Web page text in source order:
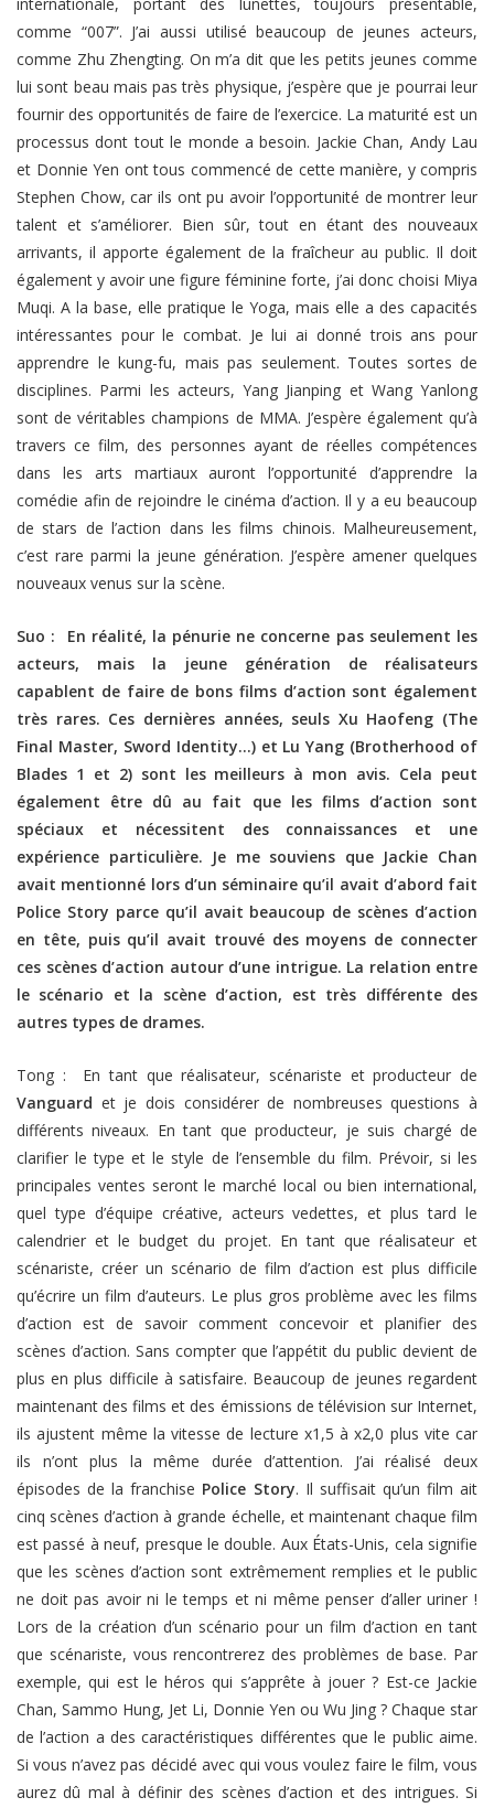
comme “007”. J’ai aussi utilisé beaucoup de jeunes acteurs,
comme Zhu Zhengting. On m’a dit que les petits jeunes comme
lui sont beau mais pas très physique, j’espère que je pourrai leur
fournir des opportunités de faire de l’exercice. La maturité est un
processus dont tout le monde a besoin. Jackie Chan, Andy Lau
et Donnie Yen ont tous commencé de cette manière, y compris
Stephen Chow, car ils ont pu avoir l’opportunité de montrer leur
talent et s’améliorer. Bien sûr, tout en étant des nouveaux
arrivants, il apporte également de la fraîcheur au public. Il doit
également y avoir une figure féminine forte, j’ai donc choisi Miya
Muqi. A la base, elle pratique le Yoga, mais elle a des capacités
intéressantes pour le combat. Je lui ai donné trois ans pour
apprendre le kung-fu, mais pas seulement. Toutes sortes de
disciplines. Parmi les acteurs, Yang Jianping et Wang Yanlong
sont de véritables champions de MMA. J’espère également qu’à
travers ce film, des personnes ayant de réelles compétences
dans les arts martiaux auront l’opportunité d’apprendre la
comédie afin de rejoindre le cinéma d’action. Il y a eu beaucoup
de stars de l’action dans les films chinois. Malheureusement,
c’est rare parmi la jeune génération. J’espère amener quelques
nouveaux venus sur la scène.
Suo : En réalité, la pénurie ne concerne pas seulement les
acteurs, mais la jeune génération de réalisateurs
capablent de faire de bons films d’action sont également
très rares. Ces dernières années, seuls Xu Haofeng (The
Final Master, Sword Identity…) et Lu Yang (Brotherhood of
Blades 1 et 2) sont les meilleurs à mon avis. Cela peut
également être dû au fait que les films d’action sont
spéciaux et nécessitent des connaissances et une
expérience particulière. Je me souviens que Jackie Chan
avait mentionné lors d’un séminaire qu’il avait d’abord fait
Police Story parce qu’il avait beaucoup de scènes d’action
en tête, puis qu’il avait trouvé des moyens de connecter
ces scènes d’action autour d’une intrigue. La relation entre
le scénario et la scène d’action, est très différente des
autres types de drames.
Tong : En tant que réalisateur, scénariste et producteur de
Vanguard et je dois considérer de nombreuses questions à
différents niveaux. En tant que producteur, je suis chargé de
clarifier le type et le style de l’ensemble du film. Prévoir, si les
principales ventes seront le marché local ou bien international,
quel type d’équipe créative, acteurs vedettes, et plus tard le
calendrier et le budget du projet. En tant que réalisateur et
scénariste, créer un scénario de film d’action est plus difficile
qu’écrire un film d’auteurs. Le plus gros problème avec les films
d’action est de savoir comment concevoir et planifier des
scènes d’action. Sans compter que l’appétit du public devient de
plus en plus difficile à satisfaire. Beaucoup de jeunes regardent
maintenant des films et des émissions de télévision sur Internet,
ils ajustent même la vitesse de lecture x1,5 à x2,0 plus vite car
ils n’ont plus la même durée d’attention. J’ai réalisé deux
épisodes de la franchise Police Story. Il suffisait qu’un film ait
cinq scènes d’action à grande échelle, et maintenant chaque film
est passé à neuf, presque le double. Aux États-Unis, cela signifie
que les scènes d’action sont extrêmement remplies et le public
ne doit pas avoir ni le temps et ni même penser d’aller uriner !
Lors de la création d’un scénario pour un film d’action en tant
que scénariste, vous rencontrerez des problèmes de base. Par
exemple, qui est le héros qui s’apprête à jouer ? Est-ce Jackie
Chan, Sammo Hung, Jet Li, Donnie Yen ou Wu Jing ? Chaque star
de l’action a des caractéristiques différentes que le public aime.
Si vous n’avez pas décidé avec qui vous voulez faire le film, vous
aurez dû mal à définir des scènes d’action et des intrigues. Si